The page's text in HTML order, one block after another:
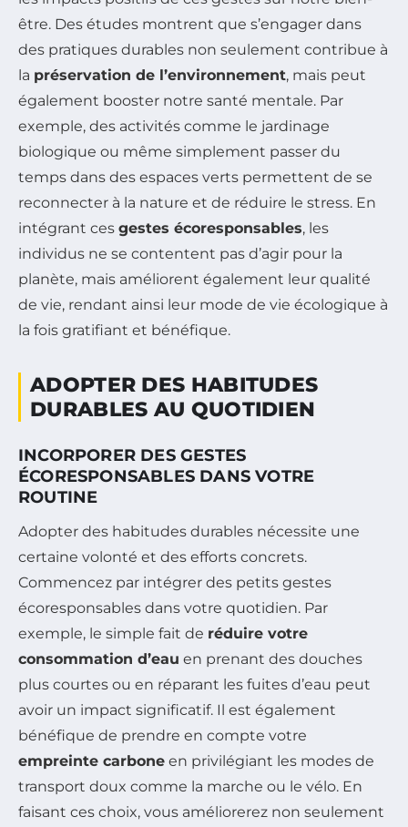
être. Des études montrent que s’engager dans
des pratiques durables non seulement contribue à
la préservation de l’environnement, mais peut
également booster notre santé mentale. Par
exemple, des activités comme le jardinage
biologique ou même simplement passer du
temps dans des espaces verts permettent de se
reconnecter à la nature et de réduire le stress. En
intégrant ces gestes écoresponsables, les
individus ne se contentent pas d’agir pour la
planète, mais améliorent également leur qualité
de vie, rendant ainsi leur mode de vie écologique à
la fois gratifiant et bénéfique.
ADOPTER DES HABITUDES
DURABLES AU QUOTIDIEN
INCORPORER DES GESTES
ÉCORESPONSABLES DANS VOTRE
ROUTINE
Adopter des habitudes durables nécessite une
certaine volonté et des efforts concrets.
Commencez par intégrer des petits gestes
écoresponsables dans votre quotidien. Par
exemple, le simple fait de réduire votre
consommation d’eau en prenant des douches
plus courtes ou en réparant les fuites d’eau peut
avoir un impact significatif. Il est également
bénéfique de prendre en compte votre
empreinte carbone en privilégiant les modes de
transport doux comme la marche ou le vélo. En
faisant ces choix, vous améliorerez non seulement